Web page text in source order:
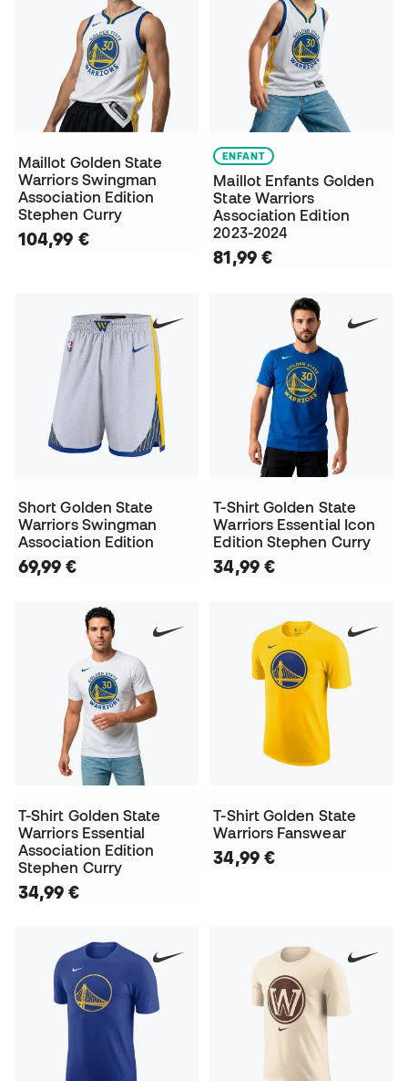
Maillot Golden State
Warriors Swingman
Association Edition
Stephen Curry
104,99 €
ENFANT
Maillot Enfants Golden
State Warriors
Association Edition
2023-2024
81,99 €
Short Golden State
Warriors Swingman
Association Edition
69,99 €
T-Shirt Golden State
Warriors Essential Icon
Edition Stephen Curry
34,99 €
T-Shirt Golden State
Warriors Essential
Association Edition
Stephen Curry
34,99 €
T-Shirt Golden State
Warriors Fanswear
34,99 €